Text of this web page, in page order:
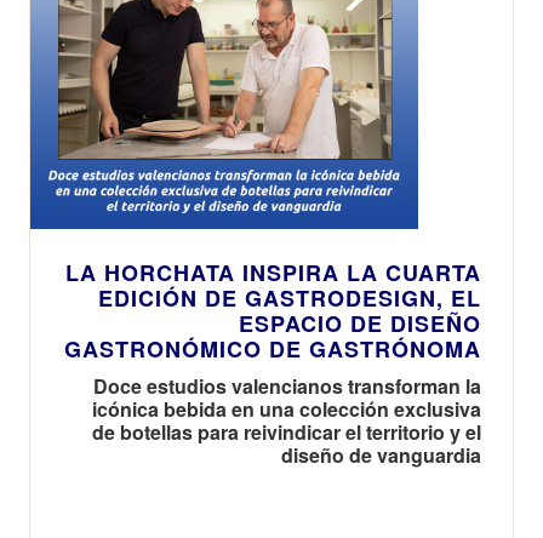
LA HORCHATA INSPIRA LA CUARTA
EDICIÓN DE GASTRODESIGN, EL
ESPACIO DE DISEÑO
GASTRONÓMICO DE GASTRÓNOMA
Doce estudios valencianos transforman la
icónica bebida en una colección exclusiva
de botellas para reivindicar el territorio y el
diseño de vanguardia